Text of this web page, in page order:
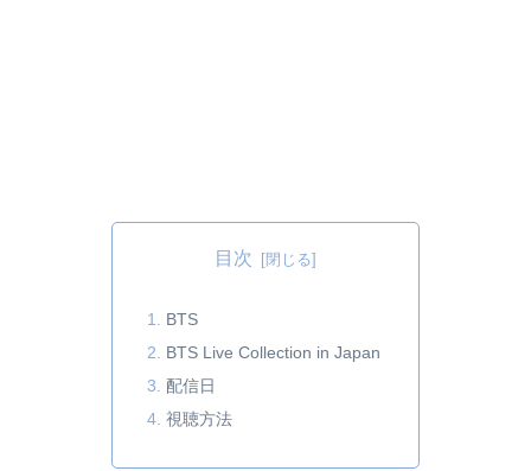
目次
BTS
BTS Live Collection in Japan
配信日
視聴方法